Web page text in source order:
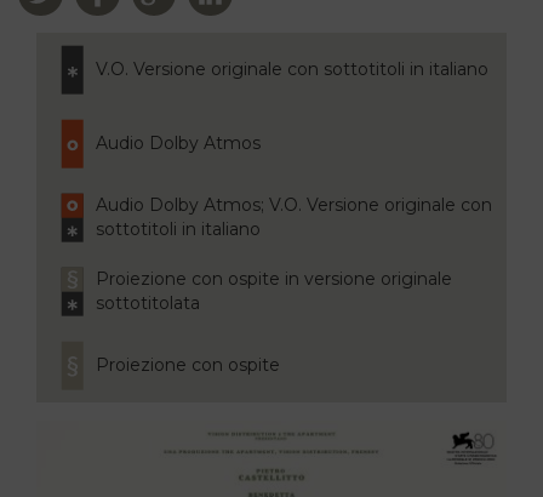
V.O. Versione originale con sottotitoli in italiano
Audio Dolby Atmos
Audio Dolby Atmos; V.O. Versione originale con
sottotitoli in italiano
Proiezione con ospite in versione originale
sottotitolata
Proiezione con ospite